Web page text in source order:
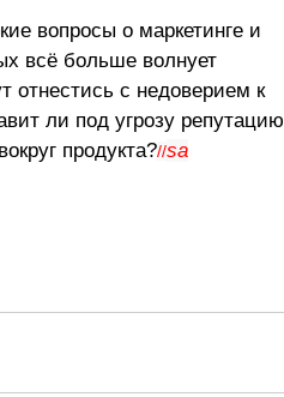
вопросы о маркетинге и
всё больше волнует
отнестись с недоверием к
ли под угрозу репутацию
продукта?//sa